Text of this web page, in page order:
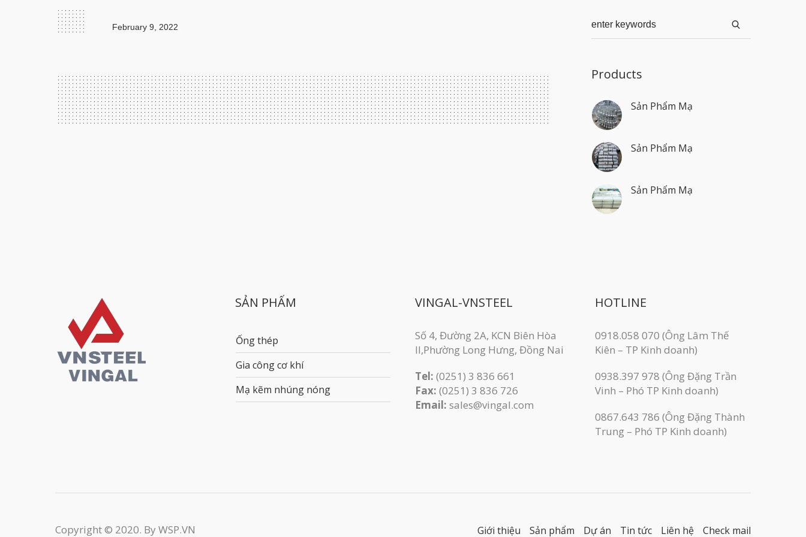
February 9, 2022
Products
Sản Phẩm Mạ
Sản Phẩm Mạ
Sản Phẩm Mạ
SẢN PHẨM
Ống thép
Gia công cơ khí
Mạ kẽm nhúng nóng
VINGAL-VNSTEEL
Số 4, Đường 2A, KCN Biên Hòa
II,Phường Long Hưng, Đồng Nai
Tel: (0251) 3 836 661
Fax: (0251) 3 83​6 726
Email: sales@vingal.com
HOTLINE
0918.058 070 (Ông Lâm Thế
Kiên – TP Kinh doanh)
0938.397 978 (Ông Đặng Trần
Vinh – Phó TP Kinh doanh)
0867.643 786 (Ông Đặng Thành
Trung – Phó TP Kinh doanh)
Giới thiệu Sản phẩm Dự án Tin tức Liên hệ Check mail
Copyright © 2020. By WSP.VN